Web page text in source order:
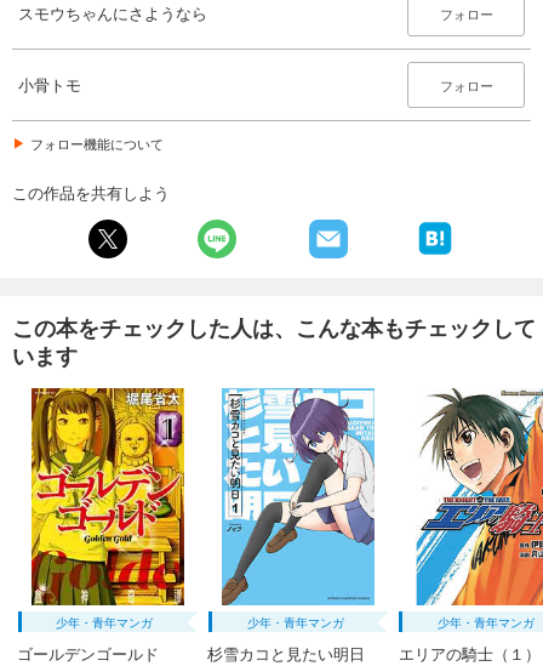
スモウちゃんにさようなら フォロー
小骨トモ フォロー
フォロー機能について
この作品を共有しよう
この本をチェックした人は、こんな本もチェックして
います
少年・青年マンガ
ゴールデンゴールド
少年・青年マンガ
杉雪カコと見たい明日
少年・青年マンガ
エリアの騎士（１）